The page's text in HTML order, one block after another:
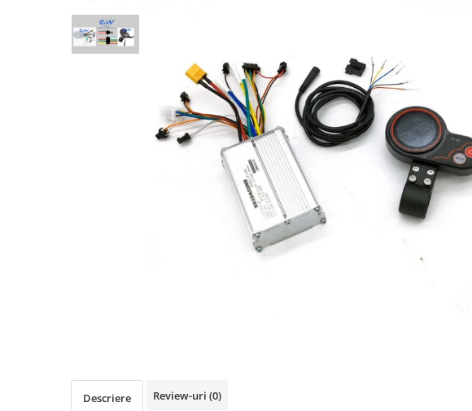
Acumulatori
https://www.doctortrotineta.ro/frane
Descriere Review-uri (0)